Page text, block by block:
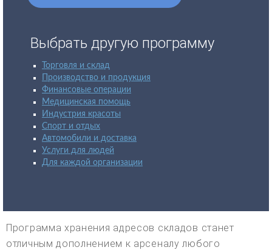
Выбрать другую программу
Торговля и склад
Производство и продукция
Финансовые операции
Медицинская помощь
Индустрия красоты
Спорт и отдых
Автомобили и доставка
Услуги для людей
Для каждой организации
Программа хранения адресов складов станет
отличным дополнением к арсеналу любого